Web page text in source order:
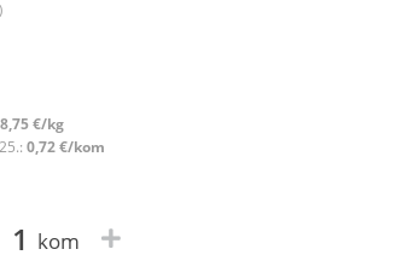
€/kg
0,72 €/kom
kom